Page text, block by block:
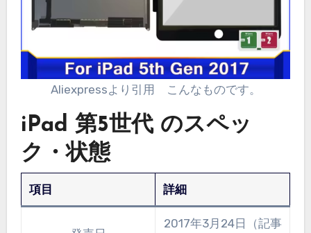
Aliexpressより引用 こんなものです。
iPad 第5世代 のスペッ
ク・状態
項目 詳細
2017年3月24日（記事